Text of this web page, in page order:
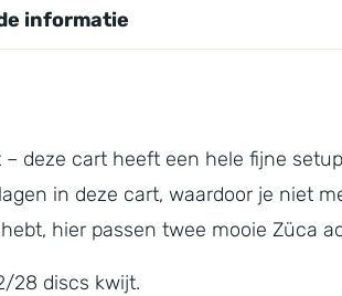
informatie
– deze cart heeft een hele fijne
in deze cart, waardoor je niet
hier passen twee mooie Züca
28 discs kwijt.